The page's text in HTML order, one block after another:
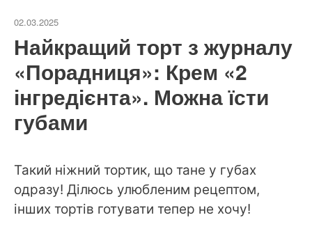
02.03.2025
Найкращий торт з журналу
«Порадниця»: Крем «2
інгредієнта». Можна їсти
губами
Такий ніжний тортик, що тане у губах
одразу! Ділюсь улюбленим рецептом,
інших тортів готувати тепер не хочу!